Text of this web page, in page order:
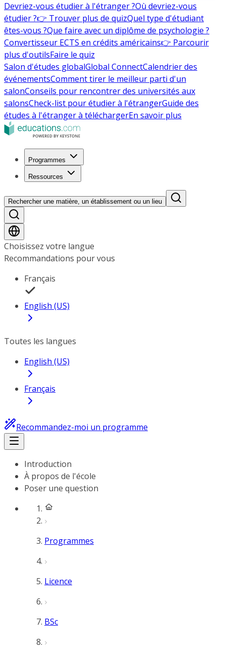
Devriez-vous étudier à l'étranger ?Où devriez-vous
étudier ?👉 Trouver plus de quizQuel type d'étudiant
êtes-vous ?Que faire avec un diplôme de psychologie ?
Convertisseur ECTS en crédits américains👉 Parcourir
plus d'outilsFaire le quiz
Salon d'études globalGlobal ConnectCalendrier des
événementsComment tirer le meilleur parti d'un
salonConseils pour rencontrer des universités aux
salonsCheck-list pour étudier à l'étrangerGuide des
études à l'étranger à téléchargerEn savoir plus
Programmes
Ressources
Rechercher une matière, un établissement ou un lieu
Choisissez votre langue
Recommandations pour vous
Français
English (US)
Toutes les langues
English (US)
Français
Recommandez-moi un programme
Introduction
À propos de l'école
Poser une question
Programmes
Licence
BSc